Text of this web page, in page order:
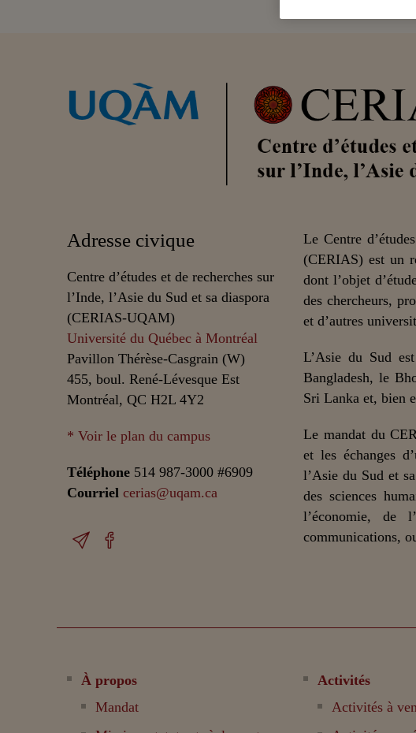
Adresse civique
Centre d’études et de recherches sur
l’Inde, l’Asie du Sud et sa diaspora
(CERIAS-UQAM)
Université du Québec à Montréal
Pavillon Thérèse-Casgrain (W)
455, boul. René-Lévesque Est
Montréal, QC H2L 4Y2
* Voir le plan du campus
Téléphone 514 987-3000 #6909
Courriel cerias@uqam.ca
Le Centre
(CERIAS) est un
dont l’objet
des chercheurs,
et d’autres
L’Asie du Sud
Bangladesh, le
Sri Lanka et, bien
Le mandat du
et les échanges
l’Asie du Sud et
des sciences
l’économie, de
communications,
À propos
Mandat
Activités
Activités à